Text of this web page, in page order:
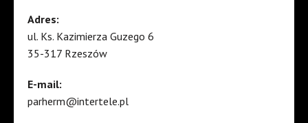
Adres:
ul. Ks. Kazimierza Guzego 6
35-317 Rzeszów
E-mail:
parherm@intertele.pl